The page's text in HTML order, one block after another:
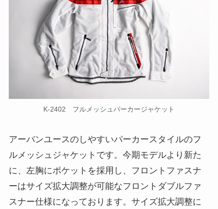
K-2402 フルメッシュパーカージャケット
アーバンユースのしやすいパーカースタイルのフ
ルメッシュジャケットです。今期モデルより新た
に、左胸にポケットを採用し、フロントファスナ
ーはサイズ拡大調整が可能なフロントダブルファ
スナー仕様になっております。サイズ拡大調整に